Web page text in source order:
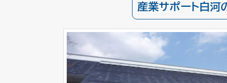
産業サポート白河